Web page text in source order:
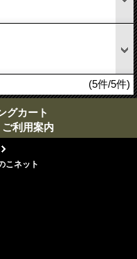
(5件/5件)
グカート
ご利用案内
こネット